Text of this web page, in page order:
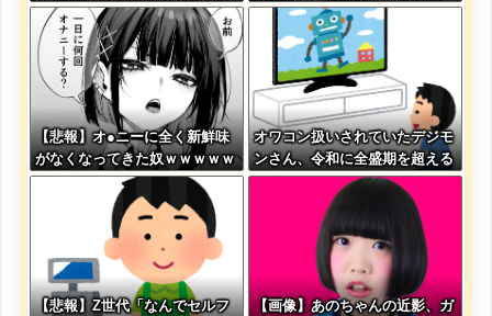
うwwwwwwwww
「ほいっ見積もりな！」ワイ
「金額おかしくね？」←お前ら
もそう思うよな？？？？？
【悲報】オ●ニーに全く新鮮味
がなくなってきた奴ｗｗｗｗｗ
ｗｗｗｗｗ
オワコン扱いされていたデジモ
ンさん、令和に全盛期を超える
利益を生み出していた
【悲報】Z世代「なんでセルフ
【画像】あのちゃんの近影、ガ